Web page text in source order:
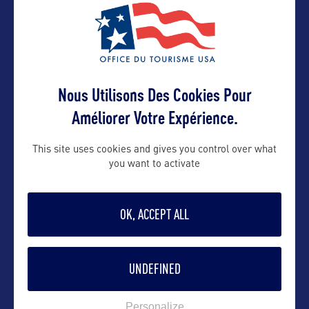
VOIR LE SITE
DANS LA MÊME CATEGORIE
Nous Utilisons Des Cookies Pour
Améliorer Votre Expérience.
This site uses cookies and gives you control over what
you want to activate
OK, ACCEPT ALL
UNDEFINED
Personalize